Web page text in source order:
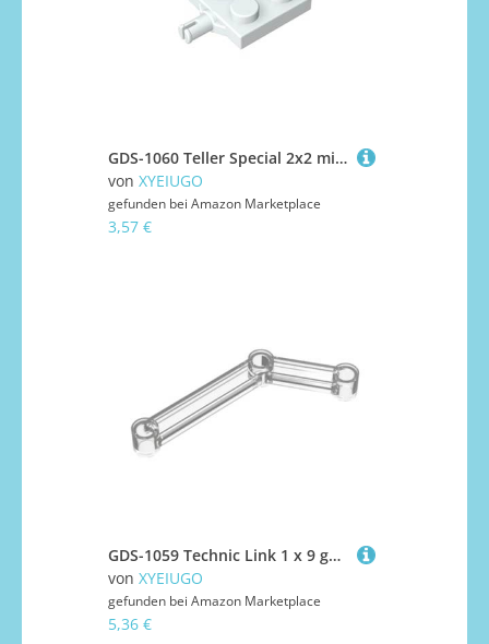
GDS-1060 Teller Special 2x2 mit Radhalterungen, 50TE, kompatibel mit Lego 4600 DIY-Teilen und MOC-Komponenten für große Ziegelmarken, Farbe:Cremeweiß
von XYEIUGO
gefunden bei Amazon Marketplace
3,57 €
GDS-1059 Technic Link 1 x 9 gebogen (6–4), 50TE, kompatibel mit Lego 64451, 28978, 4539297, DIY-Teile und MOC-Komponenten für große Ziegelmarken, Farbe:Volltransparent/Klar 40
von XYEIUGO
gefunden bei Amazon Marketplace
5,36 €